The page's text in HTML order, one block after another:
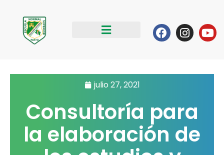
contenido
Facebook
julio 27, 2021
Consultoría para
la elaboración de